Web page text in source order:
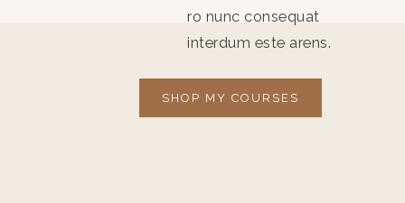
ro nunc consequat
interdum este arens.
SHOP MY COURSES